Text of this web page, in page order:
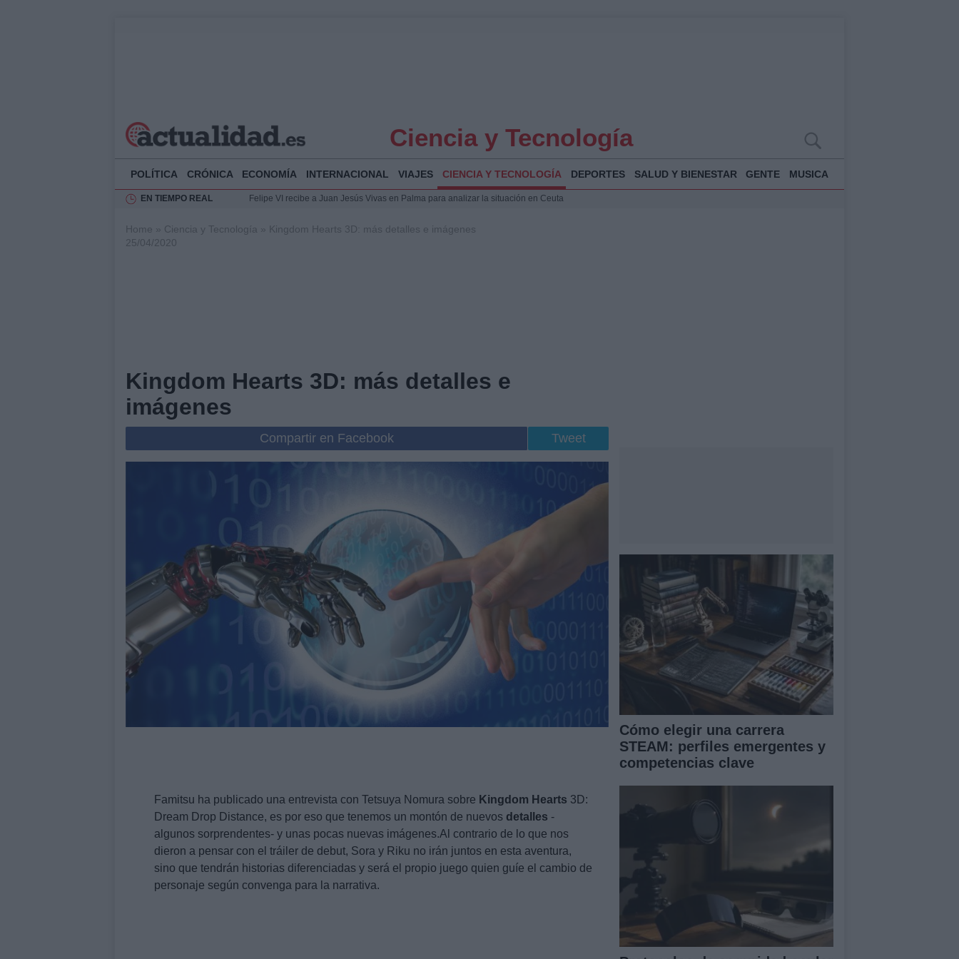
Ciencia y Tecnología
POLÍTICA CRÓNICA ECONOMÍA INTERNACIONAL VIAJES CIENCIA Y TECNOLOGÍA DEPORTES SALUD Y BIENESTAR GENTE MUSICA
EN TIEMPO REAL
Felipe VI recibe a Juan Jesús Vivas en Palma para analizar la situación en Ceuta
Impacto económico y humanitario en Ceuta tras la llegada masiva de migrantes
Home » Ciencia y Tecnología » Kingdom Hearts 3D: más detalles e imágenes
25/04/2020
Kingdom Hearts 3D: más detalles e
imágenes
Compartir en Facebook Tweet
Famitsu ha publicado una entrevista con Tetsuya Nomura sobre Kingdom Hearts 3D:
Dream Drop Distance, es por eso que tenemos un montón de nuevos detalles -
algunos sorprendentes- y unas pocas nuevas imágenes.Al contrario de lo que nos
dieron a pensar con el tráiler de debut, Sora y Riku no irán juntos en esta aventura,
sino que tendrán historias diferenciadas y será el propio juego quien guíe el cambio de
personaje según convenga para la narrativa.
Cómo elegir una carrera
STEAM: perfiles emergentes y
competencias clave